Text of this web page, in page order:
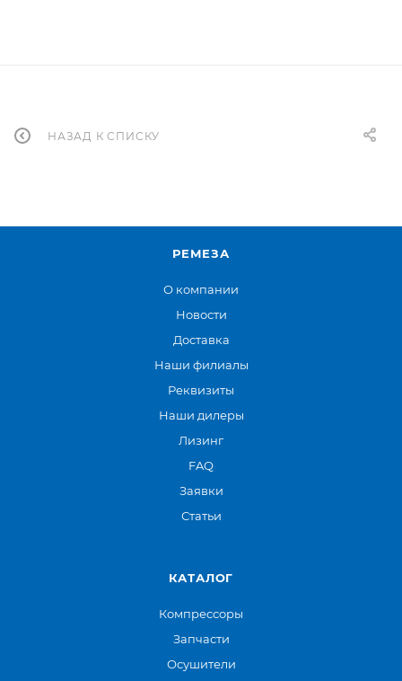
НАЗАД К СПИСКУ
РЕМЕЗА
О компании
Новости
Доставка
Наши филиалы
Реквизиты
Наши дилеры
Лизинг
FAQ
Заявки
Статьи
КАТАЛОГ
Компрессоры
Запчасти
Осушители